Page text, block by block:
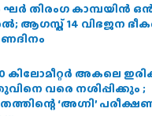
തിരംഗ കാമ്പയിന്‍
ആഗസ്ത് 14 വിഭജന
കിലോമീറ്റർ അകലെ
വരെ നശിപ്പിക്കും ;
‘അഗ്നി’